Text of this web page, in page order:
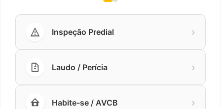
Inspeção Predial ›
Laudo / Perícia ›
Habite-se / AVCB ›